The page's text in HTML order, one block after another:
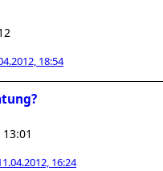
18:54
16:24